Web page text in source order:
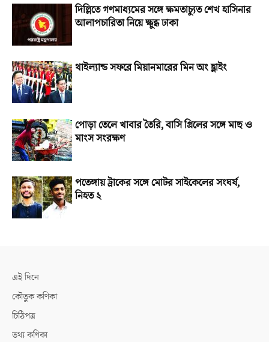
দিল্লিতে গণমাধ্যমের সঙ্গে ক্ষমতাচ্যুত শেখ হাসিনার
আলাপচারিতা নিয়ে ক্ষুব্ধ ঢাকা
থাইল্যান্ড সফরে মিয়ানমারের মিন অং হ্লাইং
পোড়া তেলে খাবার তৈরি, বাসি গ্রিলের সঙ্গে মাছ ও
মাংস সংরক্ষণ
পতেঙ্গায় ট্রাকের সঙ্গে মোটর সাইকেলের সংঘর্ষ,
নিহত ২
এই দিনে
কৌতুক কণিকা
চিঠিপত্র
তথ্য কণিকা